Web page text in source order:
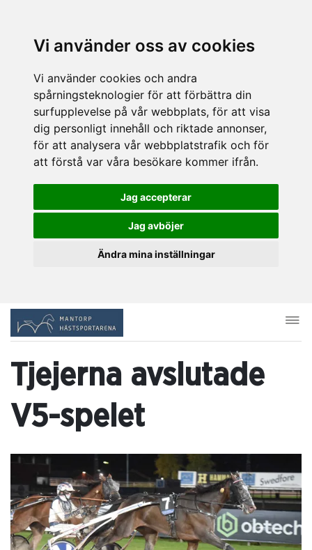
Vi använder oss av cookies
Vi använder cookies och andra
spårningsteknologier för att förbättra din
surfupplevelse på vår webbplats, för att visa
dig personligt innehåll och riktade annonser,
för att analysera vår webbplatstrafik och för
att förstå var våra besökare kommer ifrån.
Jag accepterar
Jag avböjer
Ändra mina inställningar
Tjejerna avslutade
V5-spelet